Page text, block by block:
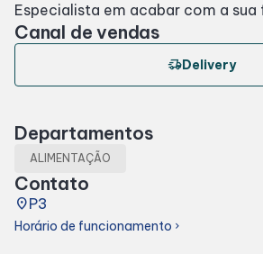
Eventos
Fique por Dentro
Lojas e Restaurantes
Lojas
Especialista em acabar com a sua
Canal de vendas
delivery_truck_speedDelivery
Departamentos
ALIMENTAÇÃO
Contato
placeP3
Horário de funcionamento chevron_right